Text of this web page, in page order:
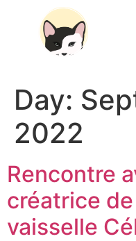
Day:
2022
Rencontre
créatrice
vaisselle